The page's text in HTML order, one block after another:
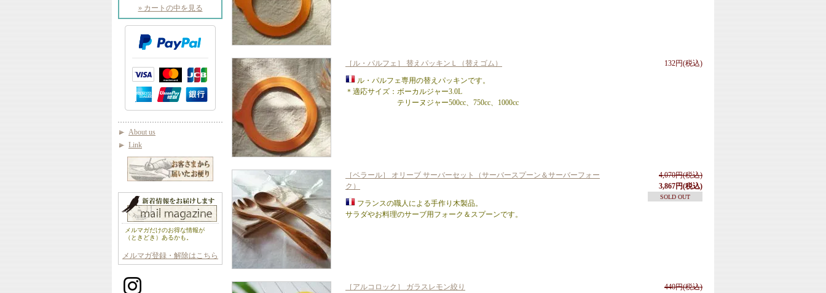
» カートの中を見る
About us
Link
メルマガだけのお得な情報が
（ときどき）あるかも。
メルマガ登録・解除はこちら
132円(税込)
［ル・パルフェ］ 替えパッキンＬ（替えゴム）
ル・パルフェ専用の替えパッキンです。
＊適応サイズ：ボーカルジャー3.0L
テリーヌジャー500cc、750cc、1000cc
4,070円(税込)
3,867円(税込)
SOLD OUT
［ベラール］ オリーブ サーバーセット（サーバースプーン＆サーバーフォー
ク）
フランスの職人による手作り木製品。
サラダやお料理のサーブ用フォーク＆スプーンです。
440円(税込)
［アルコロック］ ガラスレモン絞り